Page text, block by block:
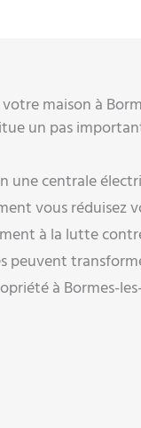
maison à
un pas
une centrale
vous réduisez
à la lutte
à Bormes-